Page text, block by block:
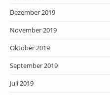
Dezember 2019
November 2019
Oktober 2019
September 2019
Juli 2019